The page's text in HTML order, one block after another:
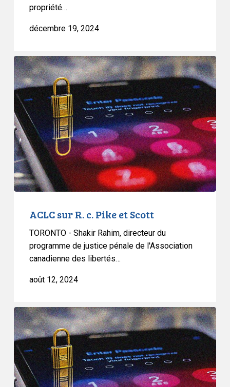
abuspropriété…
décembre 19, 2024
ACLC
sur
R.
c.
Pike
et
Scott
ACLC sur R. c. Pike et Scott
TORONTO - Shakir Rahim, directeur du
programme de justice pénale de l'Association
canadienne des libertés…
août 12, 2024
Droit
à
la
vie
privée
sur